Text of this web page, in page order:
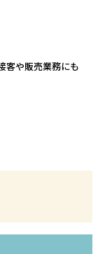
客や販売業務にも